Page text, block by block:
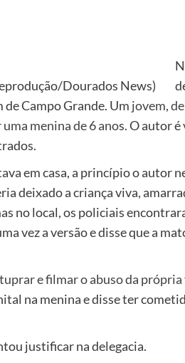
Dourados News)
de Campo Grande. Um jovem,
menina de 6 anos. O autor
em casa, a princípio o autor
deixado a criança viva,
no local, os policiais
vez a versão e disse que a
e filmar o abuso da própria
na menina e disse ter
justificar na delegacia.